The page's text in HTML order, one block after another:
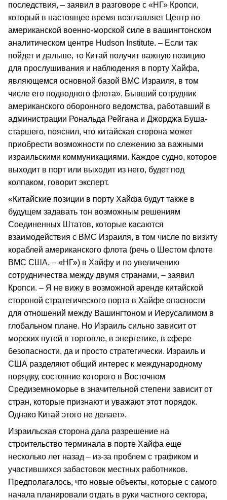
последствия, – заявил в разговоре с «НГ» Кропси,
который в настоящее время возглавляет Центр по
американской военно-морской силе в вашингтонском
аналитическом центре Hudson Institute. – Если так
пойдет и дальше, то Китай получит важную позицию
для прослушивания и наблюдения в порту Хайфа,
являющемся основной базой ВМС Израиля, в том
числе его подводного флота». Бывший сотрудник
американского оборонного ведомства, работавший в
администрации Рональда Рейгана и Джорджа Буша-
старшего, пояснил, что китайская сторона может
приобрести возможности по слежению за важными
израильскими коммуникациями. Каждое судно, которое
выходит в порт или выходит из него, будет под
колпаком, говорит эксперт.
«Китайские позиции в порту Хайфа будут также в
будущем задавать тон возможным решениям
Соединенных Штатов, которые касаются
взаимодействия с ВМС Израиля, в том числе по визиту
кораблей американского флота (речь о Шестом флоте
ВМС США. – «НГ») в Хайфу и по увеличению
сотрудничества между двумя странами, – заявил
Кропси. – Я не вижу в возможной аренде китайской
стороной стратегического порта в Хайфе опасности
для отношений между Вашингтоном и Иерусалимом в
глобальном плане. Но Израиль сильно зависит от
морских путей в торговле, в энергетике, в сфере
безопасности, да и просто стратегически. Израиль и
США разделяют общий интерес к международному
порядку, состояние которого в Восточном
Средиземноморье в значительной степени зависит от
стран, которые признают и уважают этот порядок.
Однако Китай этого не делает».
Израильская сторона дала разрешение на
строительство терминала в порте Хайфа еще
несколько лет назад – из-за проблем с трафиком и
участившихся забастовок местных работников.
Предполагалось, что новые объекты, которые с самого
начала планировали отдать в руки частного сектора,